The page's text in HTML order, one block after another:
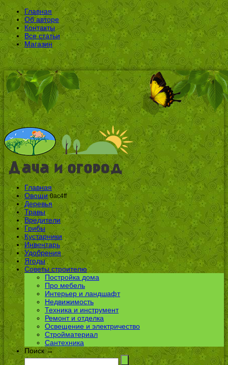
Главная
Об авторе
Контакты
Все статьи
Магазин
Главная
Овощи 0ac4ff
Деревья
Травы
Вредители
Грибы
Кустарники
Инвентарь
Удобрения
Ягоды
Советы строителю
Постройка дома
Про мебель
Интерьер и ландшафт
Недвижимость
Техника и инструмент
Ремонт и отделка
Освещение и электричество
Стройматериал
Сантехника
Поиск →